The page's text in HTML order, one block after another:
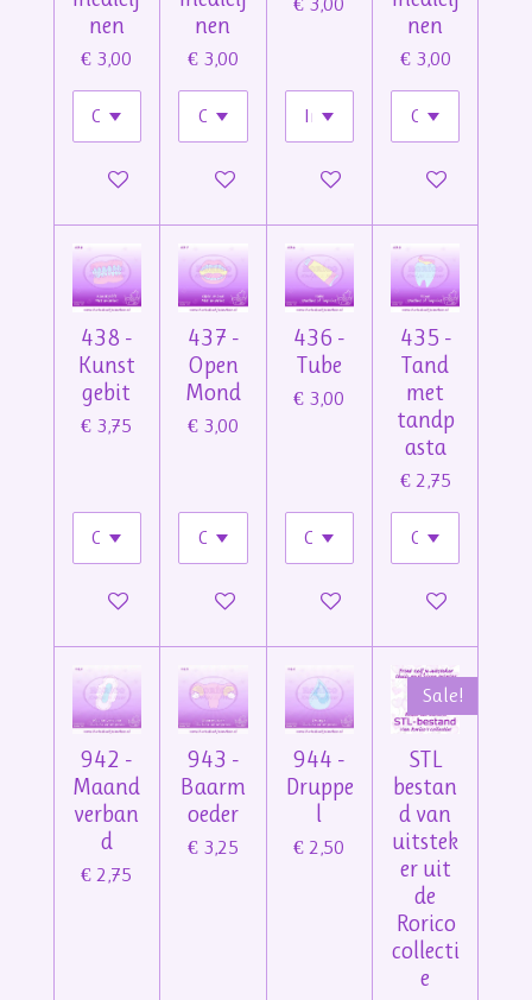
nen
€ 3,00
In winkelwagen
nen
€ 3,00
In winkelwagenIn winkelwagen
nen
€ 3,00
In winkelwagen
438 -
Kunst
gebit
€ 3,75
In winkelwagen
437 -
Open
Mond
€ 3,00
In winkelwagen
436 -
Tube
€ 3,00
In winkelwagen
435 -
Tand
met
tandp
asta
€ 2,75
In winkelwagen
942 -
Maand
verban
d
€ 2,75
943 -
Baarm
oeder
€ 3,25
944 -
Druppe
l
€ 2,50
Sale!
STL
bestan
d van
uitstek
er uit
de
Rorico
collecti
e